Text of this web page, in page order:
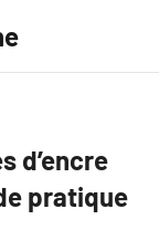
d’encre
pratique